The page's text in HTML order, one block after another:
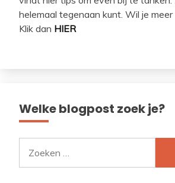
helemaal tegenaan kunt. Wil je
Klik dan HIER
Welke blogpost zoek je?
naar: